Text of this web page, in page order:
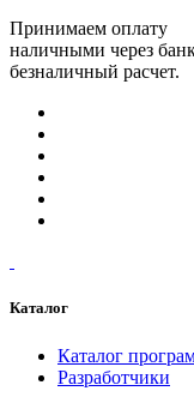
Принимаем оплату
наличными через
безналичный расчет.
Каталог
Каталог
Разработчики